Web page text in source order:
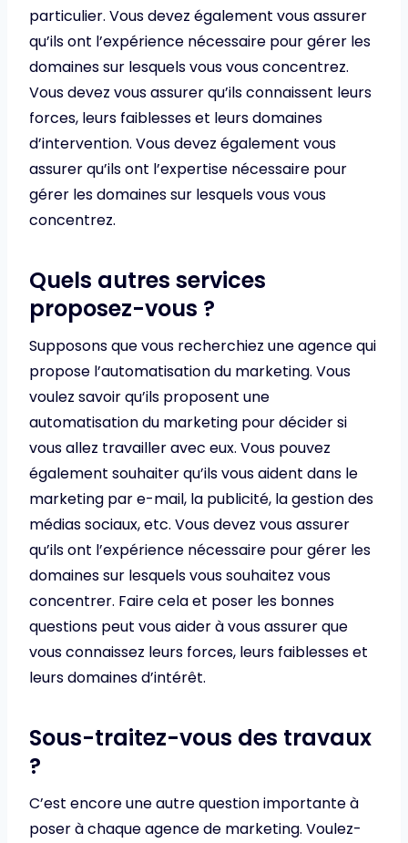
particulier. Vous devez également vous assurer
qu’ils ont l’expérience nécessaire pour gérer les
domaines sur lesquels vous vous concentrez.
Vous devez vous assurer qu’ils connaissent leurs
forces, leurs faiblesses et leurs domaines
d’intervention. Vous devez également vous
assurer qu’ils ont l’expertise nécessaire pour
gérer les domaines sur lesquels vous vous
concentrez.
Quels autres services
proposez-vous ?
Supposons que vous recherchiez une agence qui
propose l’automatisation du marketing. Vous
voulez savoir qu’ils proposent une
automatisation du marketing pour décider si
vous allez travailler avec eux. Vous pouvez
également souhaiter qu’ils vous aident dans le
marketing par e-mail, la publicité, la gestion des
médias sociaux, etc. Vous devez vous assurer
qu’ils ont l’expérience nécessaire pour gérer les
domaines sur lesquels vous souhaitez vous
concentrer. Faire cela et poser les bonnes
questions peut vous aider à vous assurer que
vous connaissez leurs forces, leurs faiblesses et
leurs domaines d’intérêt.
Sous-traitez-vous des travaux
?
C’est encore une autre question importante à
poser à chaque agence de marketing. Voulez-